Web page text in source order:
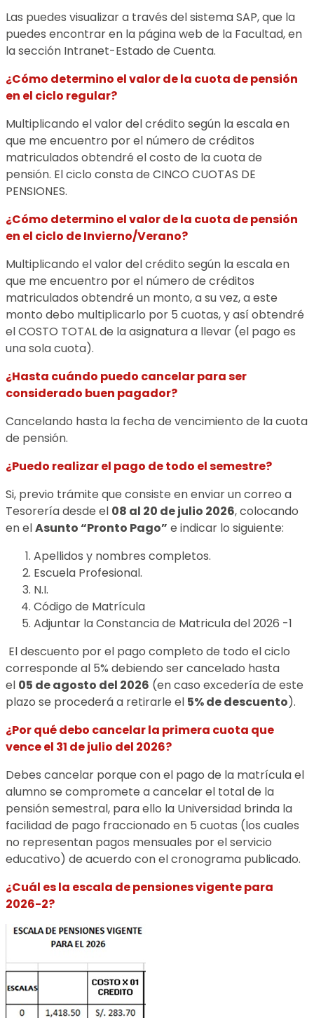
Las puedes visualizar a través del sistema SAP, que la
puedes encontrar en la página web de la Facultad, en
la sección Intranet-Estado de Cuenta.
¿Cómo determino el valor de la cuota de pensión
en el ciclo regular?
Multiplicando el valor del crédito según la escala en
que me encuentro por el número de créditos
matriculados obtendré el costo de la cuota de
pensión. El ciclo consta de CINCO CUOTAS DE
PENSIONES.
¿Cómo determino el valor de la cuota de pensión
en el ciclo de Invierno/Verano?
Multiplicando el valor del crédito según la escala en
que me encuentro por el número de créditos
matriculados obtendré un monto, a su vez, a este
monto debo multiplicarlo por 5 cuotas, y así obtendré
el COSTO TOTAL de la asignatura a llevar (el pago es
una sola cuota).
¿Hasta cuándo puedo cancelar para ser
considerado buen pagador?
Cancelando hasta la fecha de vencimiento de la cuota
de pensión.
¿Puedo realizar el pago de todo el semestre?
Si, previo trámite que consiste en enviar un correo a
Tesorería desde el 08 al 20 de julio 2026, colocando
en elAsunto “Pronto Pago” e indicar lo siguiente:
Apellidos y nombres completos.
Escuela Profesional.
N.I.
Código de Matrícula
Adjuntar la Constancia de Matricula del 2026 -1
El descuento por el pago completo de todo el ciclo
corresponde al 5% debiendo ser cancelado hasta
el 05 de agosto del 2026 (en caso excedería de este
plazo se procederá a retirarle el 5% de descuento).
¿Por qué debo cancelar la primera cuota que
vence el 31 de julio del 2026?
Debes cancelar porque con el pago de la matrícula el
alumno se compromete a cancelar el total de la
pensión semestral, para ello la Universidad brinda la
facilidad de pago fraccionado en 5 cuotas (los cuales
no representan pagos mensuales por el servicio
educativo) de acuerdo con el cronograma publicado.
¿Cuál es la escala de pensiones vigente para
2026-2?